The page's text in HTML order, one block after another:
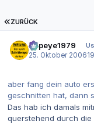
ERSTE SEITE
ZURÜCK
Popeye1979
25. Oktober 2006
aber fang dein auto
geschnitten hat, dann
Das hab ich damals
querstehend durch